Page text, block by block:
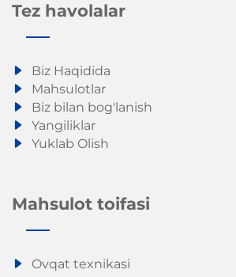
Tez havolalar
Biz Haqidida
Mahsulotlar
Biz bilan bog'lanish
Yangiliklar
Yuklab Olish
Mahsulot toifasi
Ovqat texnikasi